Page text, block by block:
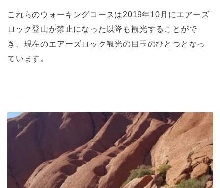
これらのウォーキングコースは2019年10月にエアーズ
ロック登山が禁止になった以降も観光することがで
き、現在のエアーズロック観光の目玉のひとつとなっ
ています。